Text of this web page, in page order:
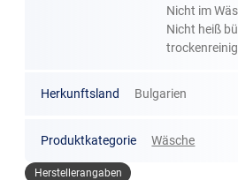
Nicht im
Nicht heiß
Herkunftsland Bulgarien
Produktkategorie Wäsche
Herstellerangaben